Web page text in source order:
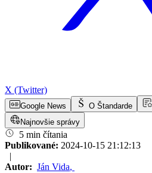
X (Twitter)
Google News O Štandarde
Najnovšie správy
5 min čítania
Publikované: 2024-10-15 21:12:13
|
Autor: Ján Vida,